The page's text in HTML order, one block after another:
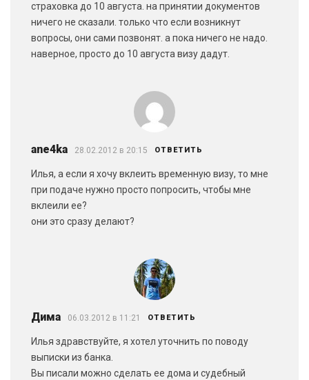
страховка до 10 августа. на принятии документов
ничего не сказали. только что если возникнут
вопросы, они сами позвонят. а пока ничего не надо.
наверное, просто до 10 августа визу дадут.
ane4ka 28.02.2012 в 20:15 ОТВЕТИТЬ
Илья, а если я хочу вклеить временную визу, то мне
при подаче нужно просто попросить, чтобы мне
вклеили ее?
они это сразу делают?
Дима 06.03.2012 в 11:21 ОТВЕТИТЬ
Илья здравствуйте, я хотел уточнить по поводу
выписки из банка.
Вы писали можно сделать ее дома и судебный